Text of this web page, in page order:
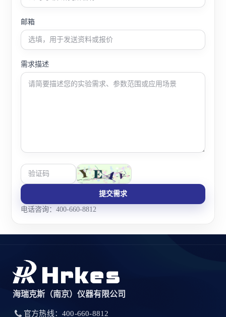
邮箱
需求描述
提交需求
电话咨询：400-660-8812
海瑞克斯（南京）仪器有限公司
官方热线：400-660-8812